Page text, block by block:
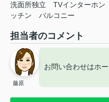
洗面所独立 TVインターホン
ッチン
バルコニー
担当者のコメント
藤原
お問い合わせはホ